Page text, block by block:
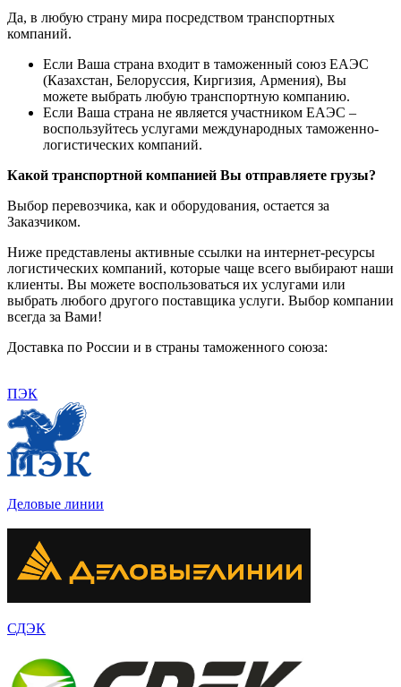
Да, в любую страну мира посредством транспортных
компаний.
Если Ваша страна входит в таможенный союз ЕАЭС
(Казахстан, Белоруссия, Киргизия, Армения), Вы
можете выбрать любую транспортную компанию.
Если Ваша страна не является участником ЕАЭС –
воспользуйтесь услугами международных таможенно-
логистических компаний.
Какой транспортной компанией Вы отправляете грузы?
Выбор перевозчика, как и оборудования, остается за
Заказчиком.
Ниже представлены активные ссылки на интернет-ресурсы
логистических компаний, которые чаще всего выбирают наши
клиенты. Вы можете воспользоваться их услугами или
выбрать любого другого поставщика услуги. Выбор компании
всегда за Вами!
Доставка по России и в страны таможенного союза:
ПЭК
Деловые линии
СДЭК